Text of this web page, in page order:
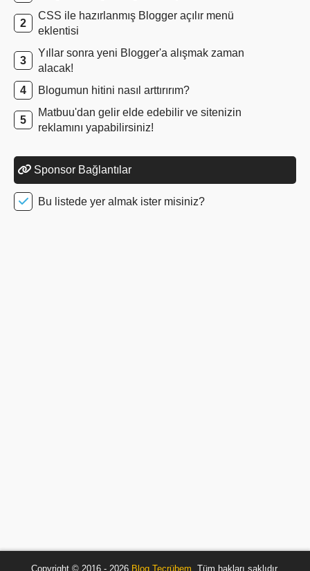
CSS ile hazırlanmış Blogger açılır menü
eklentisi
Yıllar sonra yeni Blogger'a alışmak zaman
alacak!
Blogumun hitini nasıl arttırırım?
Matbuu'dan gelir elde edebilir ve sitenizin
reklamını yapabilirsiniz!
Sponsor Bağlantılar
Bu listede yer almak ister misiniz?
Copyright © 2016 - 2026 Blog Tecrübem . Tüm hakları saklıdır.